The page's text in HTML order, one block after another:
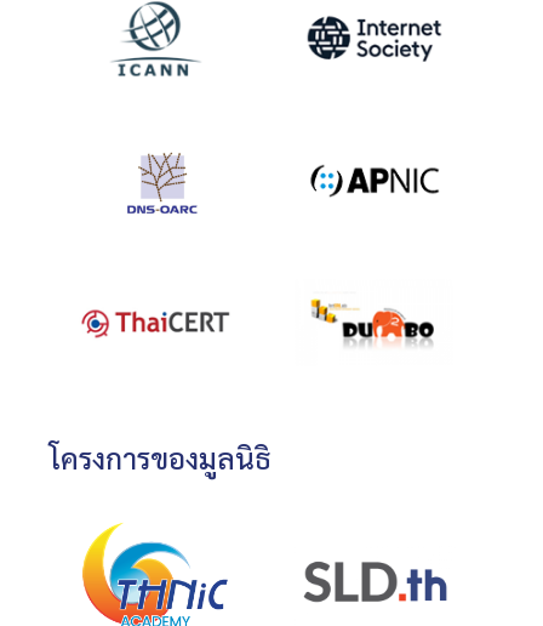
โครงการของมูลนิธิ